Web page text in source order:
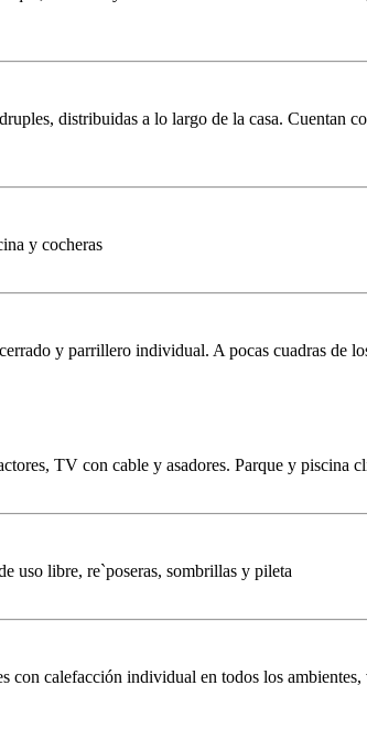
distribuidas a lo largo de la casa. Cuentan
y cocheras
y parrillero individual. A pocas cuadras de
TV con cable y asadores. Parque y piscina
uso libre, re`poseras, sombrillas y pileta
con calefacción individual en todos los